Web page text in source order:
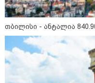
თბილისი - ანტალია